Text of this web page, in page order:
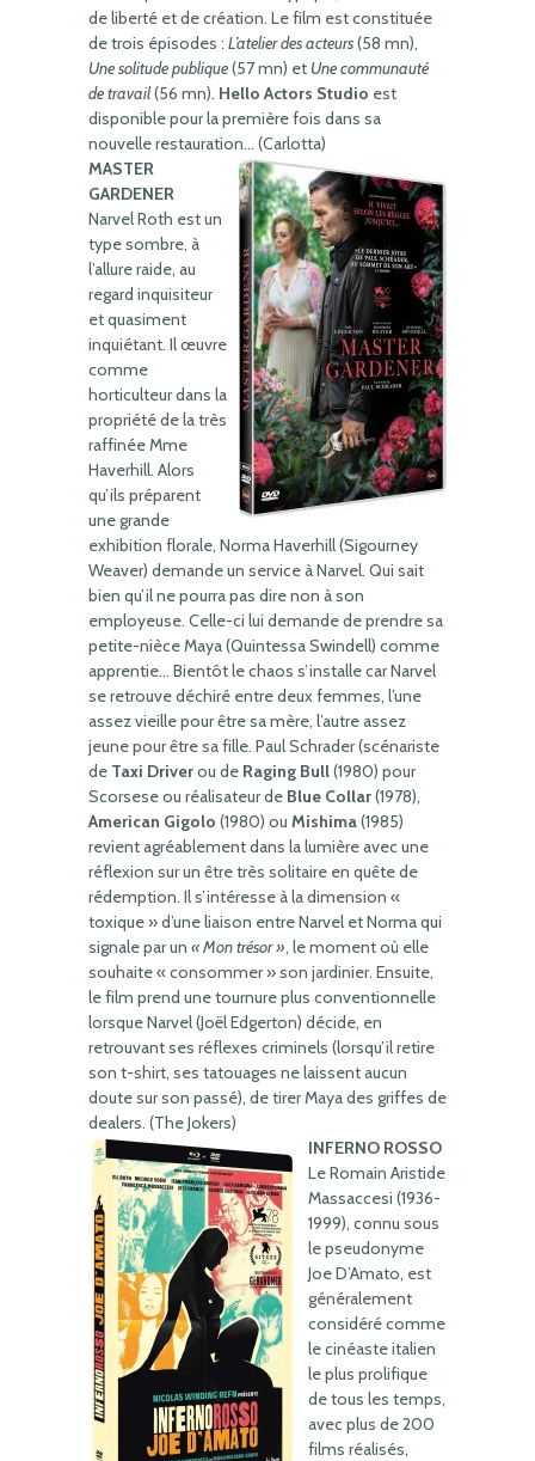
de liberté et de création. Le film est constituée
de trois épisodes : L’atelier des acteurs(58 mn),
Une solitude publique(57 mn) et Une communauté
de travail(56 mn). Hello Actors Studio est
disponible pour la première fois dans sa
nouvelle restauration… (Carlotta)
MASTER
GARDENER
Narvel Roth est un
type sombre, à
l’allure raide, au
regard inquisiteur
et quasiment
inquiétant. Il œuvre
comme
horticulteur dans la
propriété de la très
raffinée Mme
Haverhill. Alors
qu’ils préparent
une grande
exhibition florale, Norma Haverhill (Sigourney
Weaver) demande un service à Narvel. Qui sait
bien qu’il ne pourra pas dire non à son
employeuse. Celle-ci lui demande de prendre sa
petite-nièce Maya (Quintessa Swindell) comme
apprentie… Bientôt le chaos s’installe car Narvel
se retrouve déchiré entre deux femmes, l’une
assez vieille pour être sa mère, l’autre assez
jeune pour être sa fille. Paul Schrader (scénariste
de Taxi Driverou de Raging Bull(1980) pour
Scorsese ou réalisateur de Blue Collar(1978),
American Gigolo (1980) ou Mishima(1985)
revient agréablement dans la lumière avec une
réflexion sur un être très solitaire en quête de
rédemption. Il s’intéresse à la dimension «
toxique » d’une liaison entre Narvel et Norma qui
signale par un « Mon trésor », le moment où elle
souhaite « consommer » son jardinier. Ensuite,
le film prend une tournure plus conventionnelle
lorsque Narvel (Joël Edgerton) décide, en
retrouvant ses réflexes criminels (lorsqu’il retire
son t-shirt, ses tatouages ne laissent aucun
doute sur son passé), de tirer Maya des griffes de
dealers. (The Jokers)
INFERNO ROSSO
Le Romain Aristide
Massaccesi (1936-
1999), connu sous
le pseudonyme
Joe D’Amato, est
généralement
considéré comme
le cinéaste italien
le plus prolifique
de tous les temps,
avec plus de 200
films réalisés,